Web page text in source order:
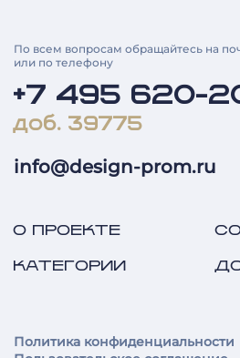
По всем вопросам обращайтесь на
или по телефону
+7 495 620-
доб. 39775
info@design-prom.ru
О ПРОЕКТЕ
КАТЕГОРИИ
Политика конфиденциальности